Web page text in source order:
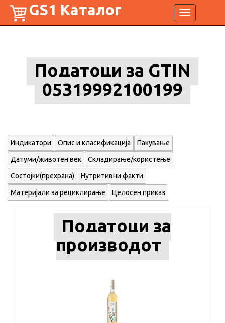
Toggle
navigation
GS1 Каталог
Податоци за GTIN
05319992100199
Индикатори Опис и класификација Пакување
Датуми/животен век Складирање/користење
Состојки(прехрана) Нутритивни факти
Материјали за рециклирање Целосен приказ
Податоци за
производот